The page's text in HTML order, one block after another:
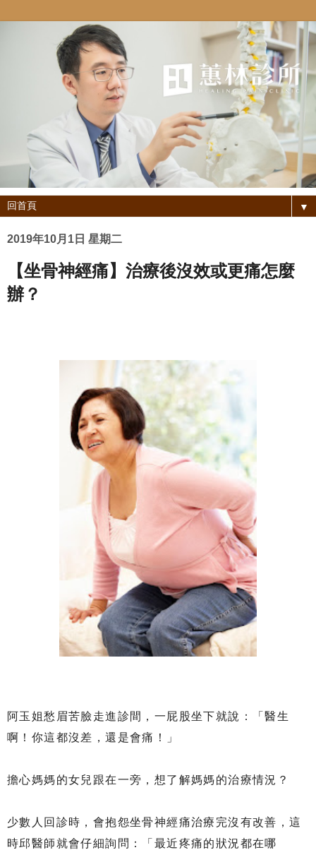
▼
2019年10月1日 星期二
【坐骨神經痛】治療後沒效或更痛怎麼
辦？
阿玉姐愁眉苦臉走進診間，一屁股坐下就說：「醫生
啊！你這都沒差，還是會痛！」
擔心媽媽的女兒跟在一旁，想了解媽媽的治療情況？
少數人回診時，會抱怨坐骨神經痛治療完沒有改善，這
時邱醫師就會仔細詢問：「最近疼痛的狀況都在哪